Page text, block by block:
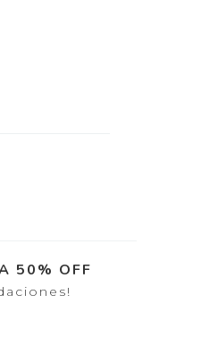
50% OFF